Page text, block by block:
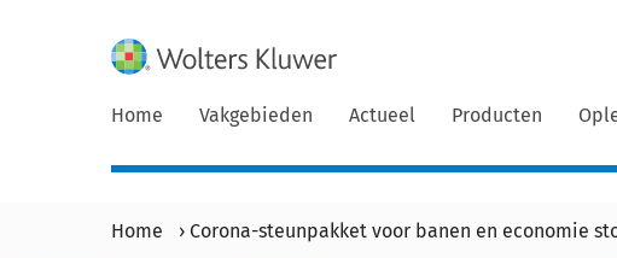
Home Vakgebieden Actueel Producten
Home › Corona-steunpakket voor banen en economie